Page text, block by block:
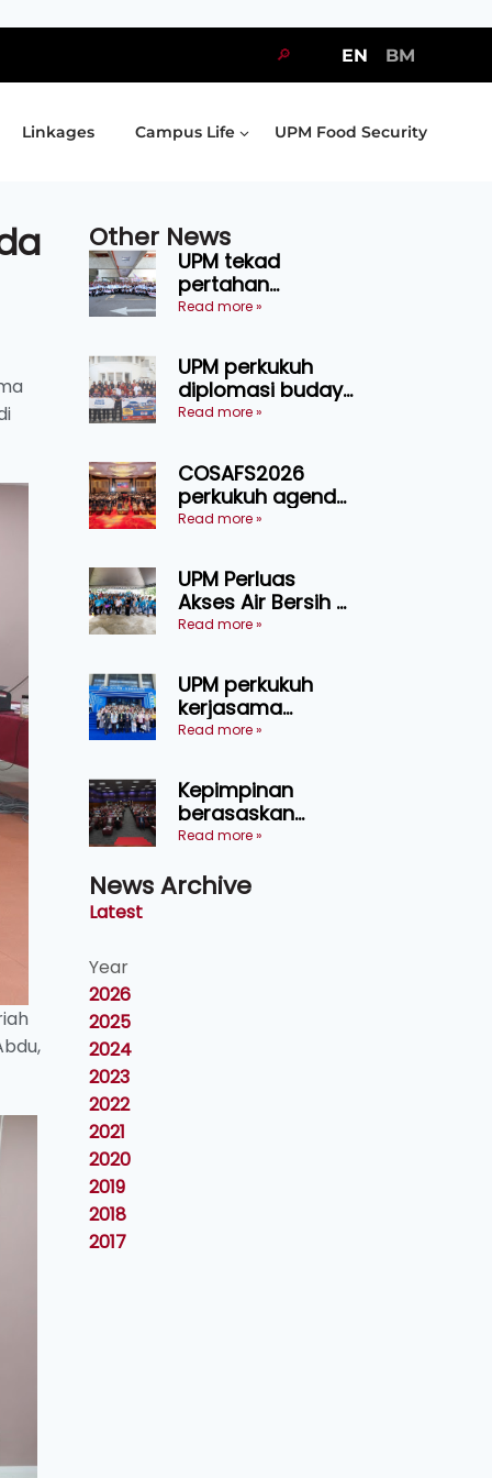
🔎 EN BM
Linkages Campus Life UPM Food Security
Other News
UPM tekad
pertahan
kejuaraan SUKUM
pingat emas
Read more »
UPM perkukuh
diplomasi budaya
Malaysia-
Narasi Nusantara
Read more »
COSAFS2026
perkukuh agenda
keselamatan
AgriHub pacu
transformasi
pertanian
Sarawak
Read more »
UPM Perluas
Akses Air Bersih di
31 Kediaman
Chini
Read more »
UPM perkukuh
kerjasama
pendidikan pintar
lawatan rasmi ke
China
Read more »
Kepimpinan
berasaskan
kepercayaan
kecemerlangan
Read more »
News Archive
Latest
Year
2026
2025
2024
2023
2022
2021
2020
2019
2018
2017